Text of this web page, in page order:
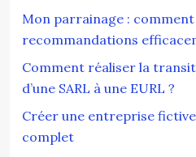
Mon parrainage :
recommandations
Comment réaliser la
d’une SARL à une EURL ?
Créer une entreprise
complet